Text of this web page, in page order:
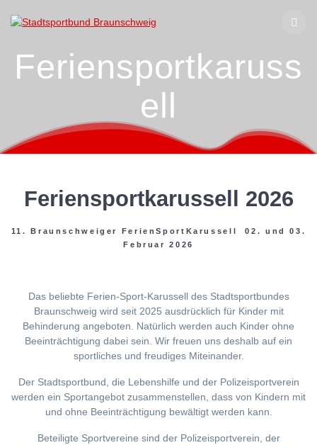
Feriensportkaruss
ell
Feriensportkarussell 2026
11. Braunschweiger FerienSportKarussell 02. und 03.
Februar 2026
Das beliebte Ferien-Sport-Karussell des Stadtsportbundes
Braunschweig wird seit 2025 ausdrücklich für Kinder mit
Behinderung angeboten. Natürlich werden auch Kinder ohne
Beeinträchtigung dabei sein. Wir freuen uns deshalb auf ein
sportliches und freudiges Miteinander.
Der Stadtsportbund, die Lebenshilfe und der Polizeisportverein
werden ein Sportangebot zusammenstellen, dass von Kindern mit
und ohne Beeinträchtigung bewältigt werden kann.
Beteiligte Sportvereine sind der Polizeisportverein, der